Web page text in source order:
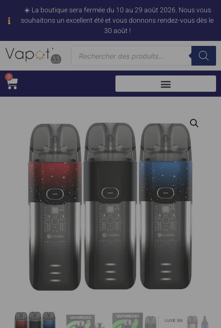
☀️ La boutique sera fermée du 10 au 29 août 2026. Nous vous
souhaitons un excellent été et vous donnons rendez-vous dès le
30 août !
0